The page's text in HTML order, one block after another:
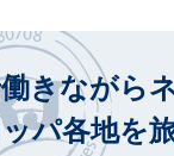
きながら
パ各地を